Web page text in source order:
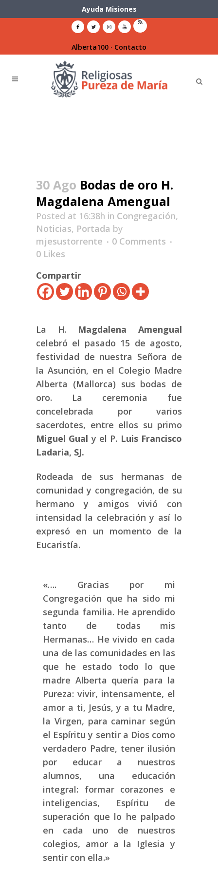
Ayuda Misiones
Alberta100 · Contacto
30 Ago Bodas de oro H.
Magdalena Amengual
Posted at 16:38h in Congregación,
Noticias, Portada by
mjesustorrente
0 Comments
0 Likes
Compartir
La H. Magdalena Amengual
celebró el pasado 15 de agosto,
festividad de nuestra Señora de
la Asunción, en el Colegio Madre
Alberta (Mallorca) sus bodas de
oro. La ceremonia fue
concelebrada por varios
sacerdotes, entre ellos su primo
Miguel Gual y el P. Luis Francisco
Ladaria, SJ.
Rodeada de sus hermanas de
comunidad y congregación, de su
hermano y amigos vivió con
intensidad la celebración y así lo
expresó en un momento de la
Eucaristía.
«…. Gracias por mi
Congregación que ha sido mi
segunda familia. He aprendido
tanto de todas mis
Hermanas… He vivido en cada
una de las comunidades en las
que he estado todo lo que
madre Alberta quería para la
Pureza: vivir, intensamente, el
amor a ti, Jesús, y a tu Madre,
la Virgen, para caminar según
el Espíritu y sentir a Dios como
verdadero Padre, tener ilusión
por educar a nuestros
alumnos, una educación
integral: formar corazones e
inteligencias, Espíritu de
superación que lo he palpado
en cada uno de nuestros
colegios, amor a la Iglesia y
sentir con ella.»